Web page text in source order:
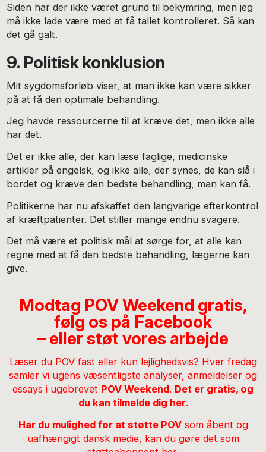
Siden har der ikke været grund til bekymring, men jeg
må ikke lade være med at få tallet kontrolleret. Så kan
det gå galt.
9. Politisk konklusion
Mit sygdomsforløb viser, at man ikke kan være sikker
på at få den optimale behandling.
Jeg havde ressourcerne til at kræve det, men ikke alle
har det.
Det er ikke alle, der kan læse faglige, medicinske
artikler på engelsk, og ikke alle, der synes, de kan slå i
bordet og kræve den bedste behandling, man kan få.
Politikerne har nu afskaffet den langvarige efterkontrol
af kræftpatienter. Det stiller mange endnu svagere.
Det må være et politisk mål at sørge for, at alle kan
regne med at få den bedste behandling, lægerne kan
give.
Modtag POV Weekend gratis,
følg os på Facebook
– eller støt vores arbejde
Læser du POV fast eller kun lejlighedsvis? Hver fredag
samler vi ugens væsentligste analyser, anmeldelser og
essays i ugebrevet POV Weekend. Det er gratis, og
du kan tilmelde dig her.
Har du mulighed for at støtte POVsom åbent og
uafhængigt dansk medie, kan du gøre det som